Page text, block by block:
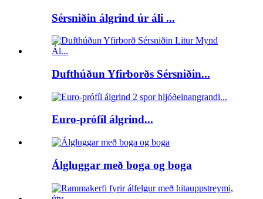
Sérsniðin álgrind úr áli ...
Dufthúðun Yfirborðs Sérsniðin...
Euro-prófíl álgrind...
Álgluggar með boga og boga